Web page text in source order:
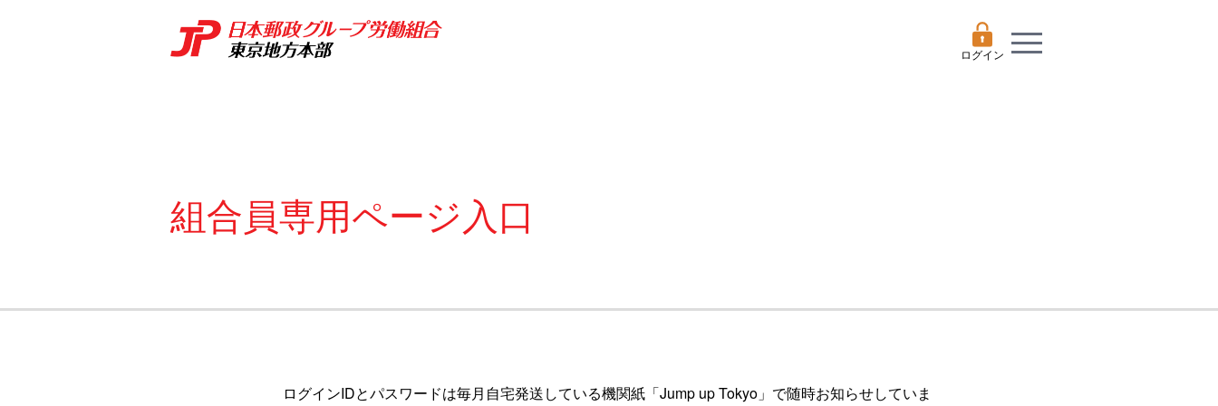
ログイン
組合員専用ページ入口
ログインIDとパスワードは毎月自宅発送している機関紙「Jump up Tokyo」で随時お知らせしていま